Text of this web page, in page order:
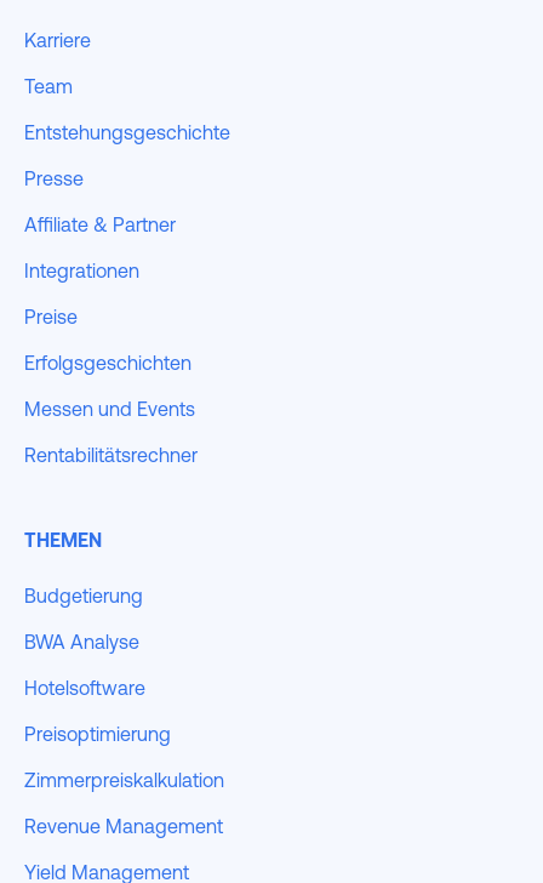
Karriere
Team
Entstehungsgeschichte
Presse
Affiliate & Partner
Integrationen
Preise
Erfolgsgeschichten
Messen und Events
Rentabilitätsrechner
THEMEN
Budgetierung
BWA Analyse
Hotelsoftware
Preisoptimierung
Zimmerpreiskalkulation
Revenue Management
Yield Management